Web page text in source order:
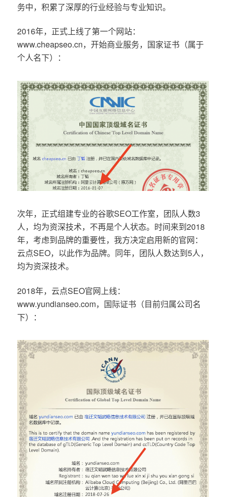
务中，积累了深厚的行业经验与专业知识。
2016年，正式上线了第一个网站：
www.cheapseo.cn，开始商业服务，国家证书（属于
个人名下）：
次年，正式组建专业的谷歌SEO工作室，团队人数3
人，均为资深技术，不再是个人状态。时间来到2018
年，考虑到品牌的重要性，我方决定启用新的官网：
云点SEO，以此作为品牌。同年，团队人数达到5人，
均为资深技术。
2018年，云点SEO官网上线：
www.yundianseo.com，国际证书（目前归属公司名
下）：